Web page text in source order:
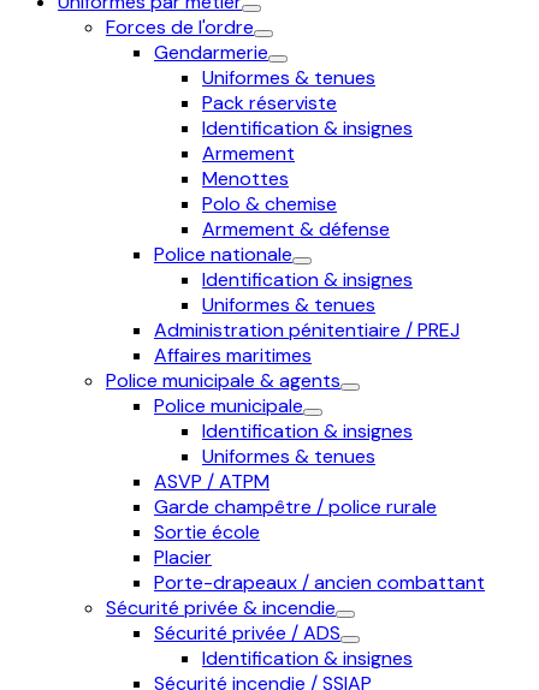
Forces de l'ordre
Gendarmerie
Uniformes & tenues
Pack réserviste
Identification & insignes
Armement
Menottes
Polo & chemise
Armement & défense
Police nationale
Identification & insignes
Uniformes & tenues
Administration pénitentiaire / PREJ
Affaires maritimes
Police municipale & agents
Police municipale
Identification & insignes
Uniformes & tenues
ASVP / ATPM
Garde champêtre / police rurale
Sortie école
Placier
Porte-drapeaux / ancien combattant
Sécurité privée & incendie
Sécurité privée / ADS
Identification & insignes
Sécurité incendie / SSIAP